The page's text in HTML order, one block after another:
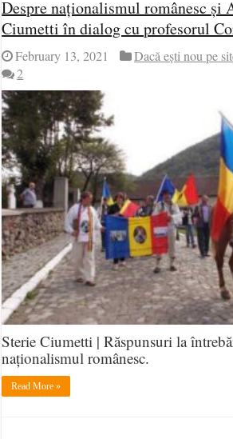
Despre naționalismul românesc și
Ciumetti în dialog cu profesorul
February 13, 2021 Dacă ești nou pe
2
Sterie Ciumetti | Răspunsuri la
naționalismul românesc.
Read More »